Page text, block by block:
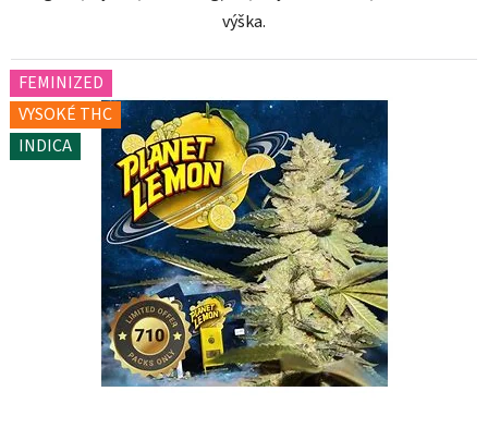
výška.
FEMINIZED
VYSOKÉ THC
INDICA